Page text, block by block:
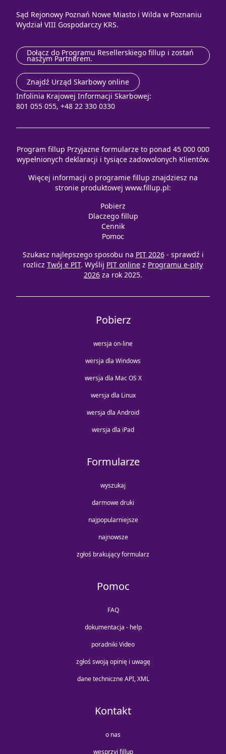
Sąd Rejonowy Poznań Nowe Miasto i Wilda w Poznaniu
Wydział VIII Gospodarczy KRS.
Dołącz do Programu Resellerskiego fillup i zostań
naszym Partnerem.
Znajdź Urząd Skarbowy online
Infolinia Krajowej Informacji Skarbowej:
801 055 055, +48 22 330 0330
Program fillup Przyjazne formularze to ponad 45 000 000
wypełnionych deklaracji i tysiące zadowolonych Klientów.
Więcej informacji o programie fillup znajdziesz na
stronie produktowej www.fillup.pl:
Pobierz
Dlaczego fillup
Cennik
Pomoc
Szukasz najlepszego sposobu na PIT 2026 - sprawdź i
rozlicz Twój e PIT. Wyślij PIT online z Programu e-pity
2026 za rok 2025.
Pobierz
wersja on-line
wersja dla Windows
wersja dla Mac OS X
wersja dla Linux
wersja dla Android
wersja dla iPad
Formularze
wyszukaj
darmowe druki
najpopularniejsze
najnowsze
zgłoś brakujący formularz
Pomoc
FAQ
dokumentacja - help
poradniki Video
zgłoś swoją opinię i uwagę
dane techniczne API, XML
Kontakt
o nas
wesprzyj fillup